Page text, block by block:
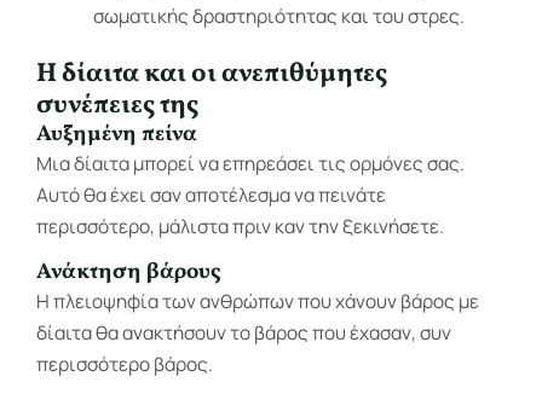
σωματικής δραστηριότητας και του στρες.
Η δίαιτα και οι ανεπιθύμητες
συνέπειες της
Αυξημένη πείνα
Μια δίαιτα μπορεί να επηρεάσει τις ορμόνες σας.
Αυτό θα έχει σαν αποτέλεσμα να πεινάτε
περισσότερο, μάλιστα πριν καν την ξεκινήσετε.
Ανάκτηση βάρους
Η πλειοψηφία των ανθρώπων που χάνουν βάρος με
δίαιτα θα ανακτήσουν το βάρος που έχασαν, συν
περισσότερο βάρος.